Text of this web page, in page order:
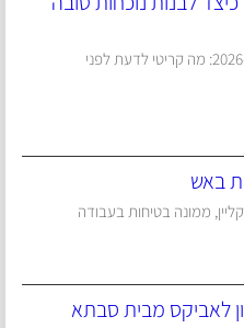
בניית תדמית דיגיטלית חיובית ב-2026: מה קריטי לדעת לפני
באש
ממונה בטיחות בעבודה
לאביקס מבית סבתא